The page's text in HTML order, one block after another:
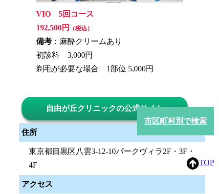
VIO 5回コース
192,500円
（税込）
備考 ：麻酔クリームあり
初診料 3,000円
剃毛が必要な場合 1部位 5,000円
自由が丘クリニックの公式サイト
住所
東京都目黒区八雲3-12-10パークヴィラ2F・3F・
4F
アクセス
市区町村別で検索
TOP